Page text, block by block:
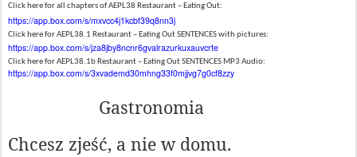
Click here for all chapters of AEPL38 Restaurant – Eating Out:
https://app.box.com/s/mxvcc4j1kcbf39q8nn3j
Click here for AEPL38.1 Restaurant – Eating Out SENTENCES with pictures:
https://app.box.com/s/jza8jby8ncnr6gvalrazurkuxauvcrte
Click here for AEPL38.1b Restaurant – Eating Out SENTENCES MP3 Audio:
https://app.box.com/s/3xvademd30mhng33f0mjjvg7g0cf8zzy
Gastronomia
Chcesz zjeść, a nie w domu.